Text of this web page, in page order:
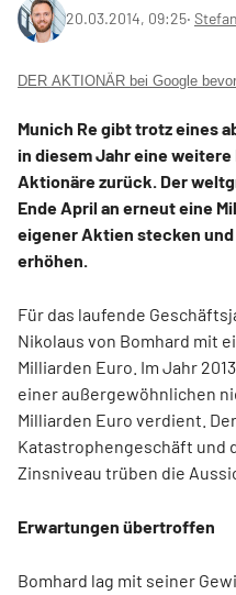
20.03.2014, 09:25‧
DER AKTIONÄR bei Google
Munich Re gibt trotz eines
in diesem Jahr eine
Aktionäre zurück. Der
Ende April an erneut eine
eigener Aktien stecken
erhöhen.
Für das laufende
Nikolaus von Bomhard mit
Milliarden Euro. Im Jahr
einer außergewöhnlichen
Milliarden Euro verdient.
Katastrophengeschäft und
Zinsniveau trüben die
Erwartungen übertroffen
Bomhard lag mit seiner